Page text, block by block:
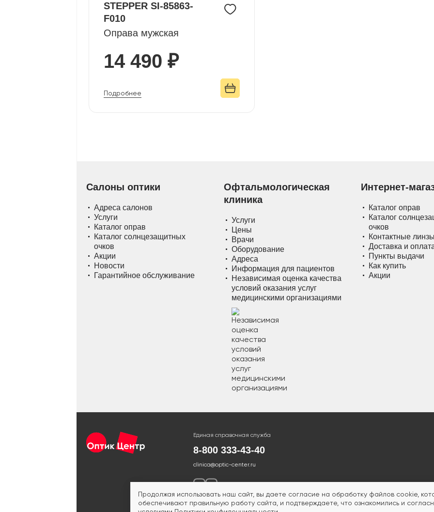
STEPPER SI-85863-
F010
Оправа мужская
14 490 ₽
Подробнее
Салоны оптики
Адреса салонов
Услуги
Каталог оправ
Каталог солнцезащитных
очков
Акции
Новости
Гарантийное обслуживание
Офтальмологическая
клиника
Услуги
Цены
Врачи
Оборудование
Адреса
Информация для пациентов
Независимая оценка качества
условий оказания услуг
медицинскими организациями
Интернет-
Каталог оправ
Каталог
очков
Контактные линзы
Доставка и
Пункты выдачи
Как купить
Акции
Единая справочная служба
8-800 333-43-40
clinica@optic-center.ru
Продолжая использовать наш сайт, вы даете согласие на обработку файлов cookie,
обеспечивают правильную работу сайта, и подтверждаете, что ознакомились и